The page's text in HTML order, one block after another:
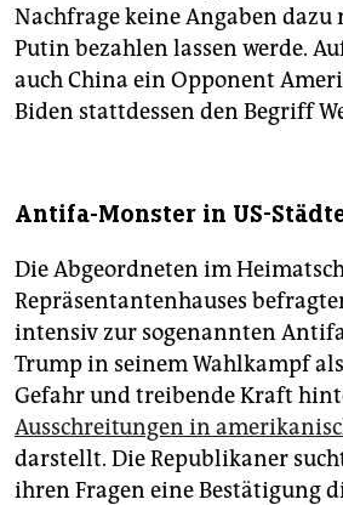
Nachfrage keine Angaben dazu
Putin bezahlen lassen werde.
auch China ein Opponent
Biden stattdessen den Begriff
Antifa-Monster in US-
Die Abgeordneten im
Repräsentantenhauses
intensiv zur sogenannten
Trump in seinem Wahlkampf
Gefahr und treibende Kraft
Ausschreitungen in
darstellt. Die Republikaner
ihren Fragen eine Bestätigung